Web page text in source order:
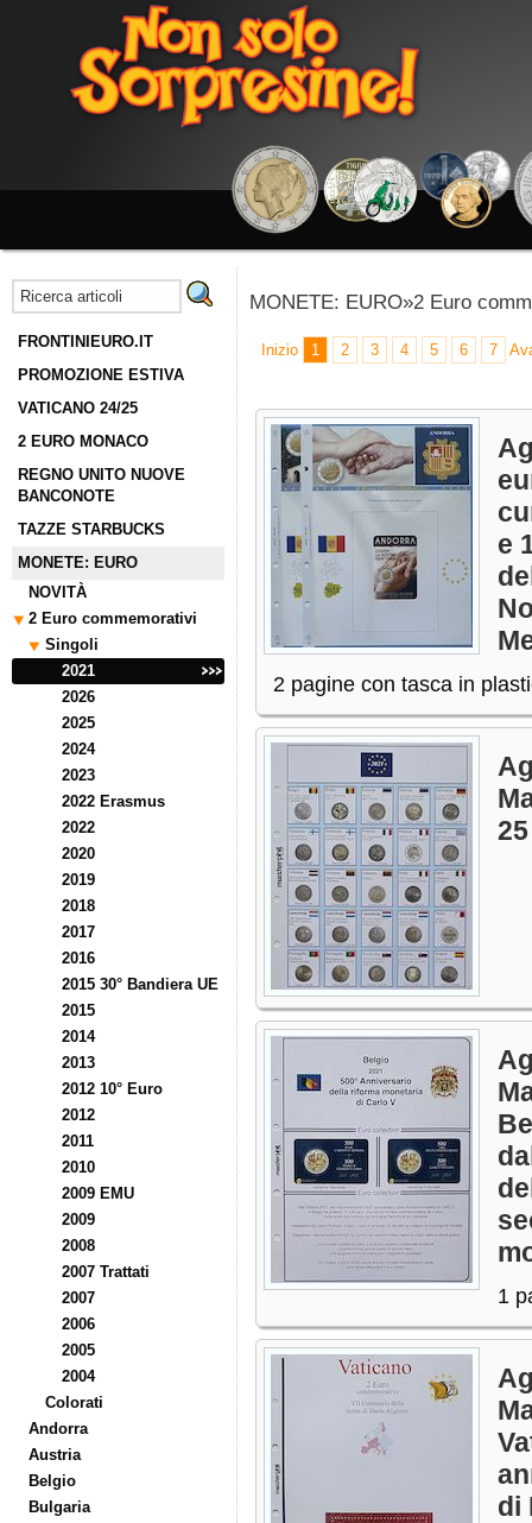
FRONTINIEURO.IT
PROMOZIONE ESTIVA
VATICANO 24/25
2 EURO MONACO
REGNO UNITO NUOVE
BANCONOTE
TAZZE STARBUCKS
MONETE: EURO
NOVITÀ
2 Euro commemorativi
Singoli
2021
2026
2025
2024
2023
2022 Erasmus
2022
2020
2019
2018
2017
2016
2015 30° Bandiera UE
2015
2014
2013
2012 10° Euro
2012
2011
2010
2009 EMU
2009
2008
2007 Trattati
2007
2006
2005
2004
Colorati
Andorra
Austria
Belgio
Bulgaria
MONETE: EURO»2 Euro
Inizio 1 2 3 4 5 6 7
e
2 pagine con tasca in
1
di